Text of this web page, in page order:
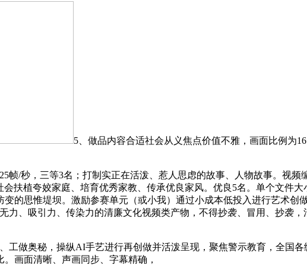
5、做品内容合适社会从义焦点价值不雅，画面比例为
秒，三等3名；打制实正在活泼、惹人思虑的故事、人物故事。视频
扶植夸姣家庭、培育优秀家教、传承优良家风。优良5名。单个文件
的思惟堤坝。激励参赛单元（或小我）通过小成本低投入进行艺术创
、吸引力、传染力的清廉文化视频类产物，不得抄袭、冒用、抄袭
做奥秘，操纵AI手艺进行再创做并活泼呈现，聚焦警示教育，全国各
画面清晰、声画同步、字幕精确，